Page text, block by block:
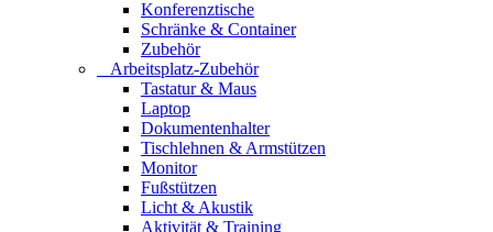
Konferenztische
Schränke & Container
Zubehör
Arbeitsplatz-Zubehör
Tastatur & Maus
Laptop
Dokumentenhalter
Tischlehnen & Armstützen
Monitor
Fußstützen
Licht & Akustik
Aktivität & Training